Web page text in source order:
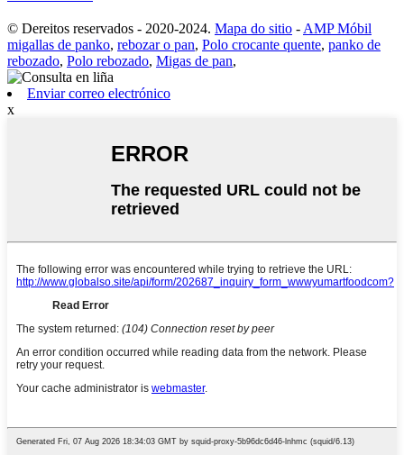
© Dereitos reservados - 2020-2024. Mapa do sitio -AMP Móbil
migallas de panko, rebozar o pan, Polo crocante quente, panko de
rebozado, Polo rebozado, Migas de pan,
Enviar correo electrónico
x